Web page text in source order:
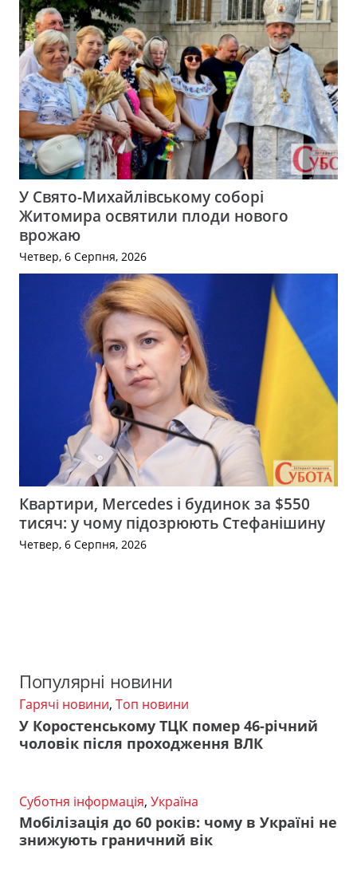
У Свято-Михайлівському соборі
Житомира освятили плоди нового
врожаю
Четвер, 6 Серпня, 2026
Квартири, Mercedes і будинок за $550
тисяч: у чому підозрюють Стефанішину
Четвер, 6 Серпня, 2026
Популярні новини
Гарячі новини, Топ новини
У Коростенському ТЦК помер 46-річний
чоловік після проходження ВЛК
Суботня інформація, Україна
Мобілізація до 60 років: чому в Україні не
знижують граничний вік